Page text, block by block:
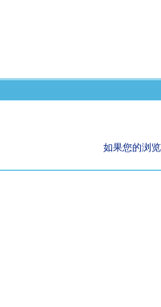
如果您的浏